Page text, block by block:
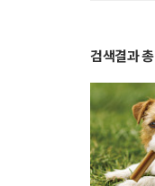
검색결과 총